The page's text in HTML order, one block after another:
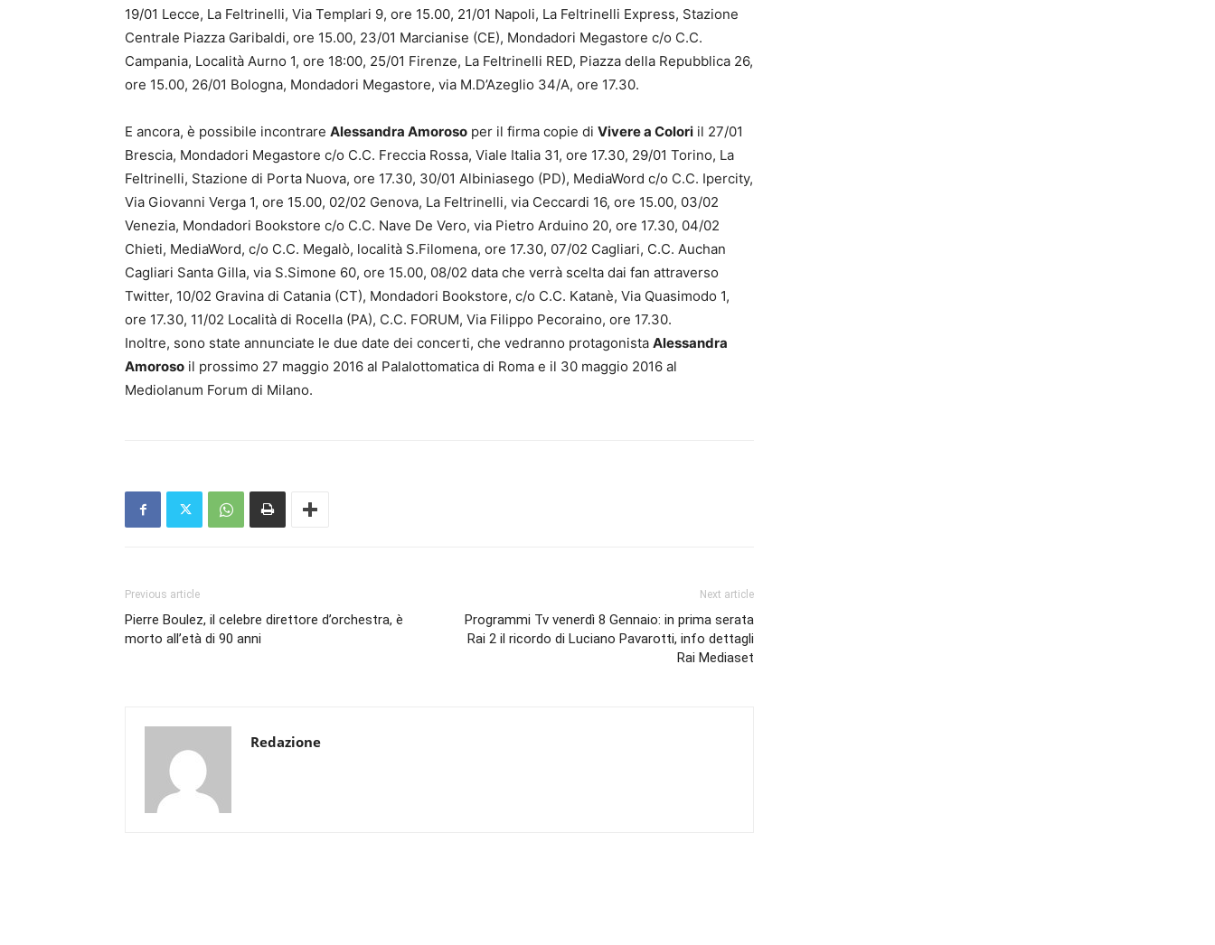
19/01 Lecce, La Feltrinelli, Via Templari 9, ore 15.00, 21/01 Napoli, La Feltrinelli Express, Stazione
Centrale Piazza Garibaldi, ore 15.00, 23/01 Marcianise (CE), Mondadori Megastore c/o C.C.
Campania, Località Aurno 1, ore 18:00, 25/01 Firenze, La Feltrinelli RED, Piazza della Repubblica 26,
ore 15.00, 26/01 Bologna, Mondadori Megastore, via M.D’Azeglio 34/A, ore 17.30.
E ancora, è possibile incontrare Alessandra Amoroso per il firma copie di Vivere a Colori il 27/01
Brescia, Mondadori Megastore c/o C.C. Freccia Rossa, Viale Italia 31, ore 17.30, 29/01 Torino, La
Feltrinelli, Stazione di Porta Nuova, ore 17.30, 30/01 Albiniasego (PD), MediaWord c/o C.C. Ipercity,
Via Giovanni Verga 1, ore 15.00, 02/02 Genova, La Feltrinelli, via Ceccardi 16, ore 15.00, 03/02
Venezia, Mondadori Bookstore c/o C.C. Nave De Vero, via Pietro Arduino 20, ore 17.30, 04/02
Chieti, MediaWord, c/o C.C. Megalò, località S.Filomena, ore 17.30, 07/02 Cagliari, C.C. Auchan
Cagliari Santa Gilla, via S.Simone 60, ore 15.00, 08/02 data che verrà scelta dai fan attraverso
Twitter, 10/02 Gravina di Catania (CT), Mondadori Bookstore, c/o C.C. Katanè, Via Quasimodo 1,
ore 17.30, 11/02 Località di Rocella (PA), C.C. FORUM, Via Filippo Pecoraino, ore 17.30.
Inoltre, sono state annunciate le due date dei concerti, che vedranno protagonista Alessandra
Amoroso il prossimo 27 maggio 2016 al Palalottomatica di Roma e il 30 maggio 2016 al
Mediolanum Forum di Milano.
Previous article
Pierre Boulez, il celebre direttore d’orchestra, è
morto all’età di 90 anni
Next article
Programmi Tv venerdì 8 Gennaio: in prima serata
Rai 2 il ricordo di Luciano Pavarotti, info dettagli
Rai Mediaset
Redazione